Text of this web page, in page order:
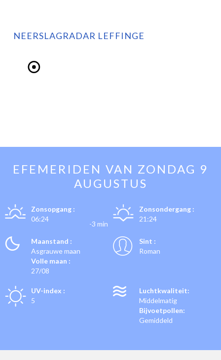
NEERSLAGRADAR LEFFINGE
EFEMERIDEN VAN ZONDAG 9
AUGUSTUS
Zonsopgang :
06:24
-3 min
Zonsondergang :
21:24
Maanstand :
Asgrauwe maan
Volle maan :
27/08
Sint :
Roman
UV-index :
5
Luchtkwaliteit:
Middelmatig
Bijvoetpollen:
Gemiddeld